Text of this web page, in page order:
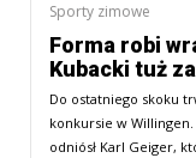
Sporty zimowe
Forma robi
Kubacki tuż
Do ostatniego skoku
konkursie w
odniósł Karl Geiger,